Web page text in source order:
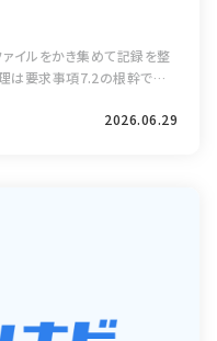
イルをかき集めて記録を整
は要求事項7.2の根幹です
2026.06.29